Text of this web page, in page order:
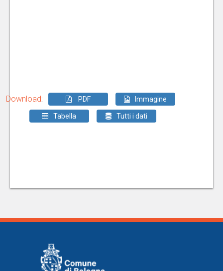
Download: PDF Immagine
Tabella Tutti i dati